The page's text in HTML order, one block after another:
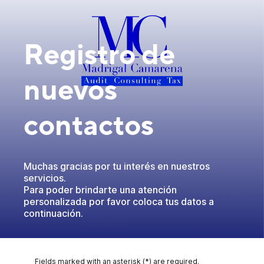
Registro de
nuevos
contactos
Muchas gracias por tu interés en nuestros
servicios.
Para poder brindarte una atención
personalizada por favor coloca tus datos a
continuación.
Fields marked with an asterisk (*) are required.